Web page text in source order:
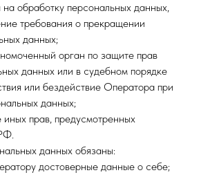
обработку персональных данных,
требования о прекращении
данных;
орган по защите прав
данных или в судебном порядке
или бездействие Оператора при
данных;
прав, предусмотренных
данных обязаны:
достоверные данные о себе;